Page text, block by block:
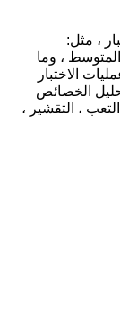
، مثل:
​​، وما
الاختبار
الخصائص
، التقشير ،